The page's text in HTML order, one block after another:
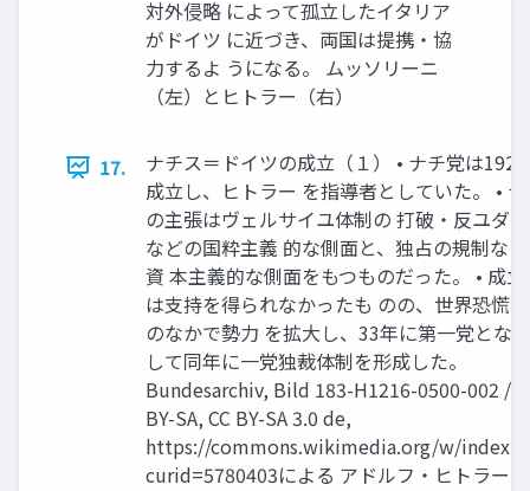
対外侵略 によって孤立したイタリア
がドイツ に近づき、両国は提携・協
力するよ うになる。 ムッソリーニ
（左）とヒトラー（右）
17.
ナチス＝ドイツの成立（１） • ナチ党は
成立し、ヒトラー を指導者としていた。 •
の主張はヴェルサイユ体制の 打破・反ユダ
などの国粋主義 的な側面と、独占の規制な
資 本主義的な側面をもつものだった。 • 成
は支持を得られなかったも のの、世界恐慌
のなかで勢力 を拡大し、33年に第一党とな
して同年に一党独裁体制を形成した。
Bundesarchiv, Bild 183-H1216-0500-002 /
BY-SA, CC BY-SA 3.0 de,
https://commons.wikimedia.org/w/
curid=5780403による アドルフ・ヒトラー